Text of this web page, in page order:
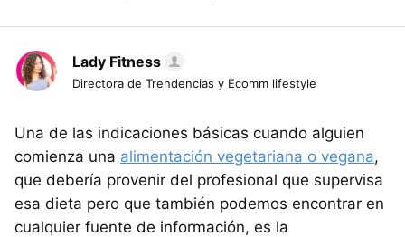
Lady Fitness
Directora de Trendencias y Ecomm lifestyle
Una de las indicaciones básicas cuando alguien
comienza una alimentación vegetariana o vegana,
que debería provenir del profesional que supervisa
esa dieta pero que también podemos encontrar en
cualquier fuente de información, es la